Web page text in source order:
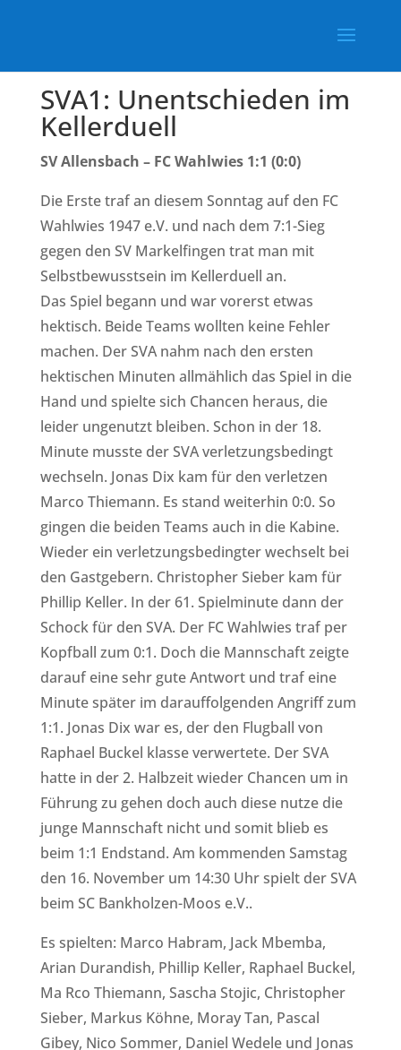
SVA1: Unentschieden im
Kellerduell
SV Allensbach – FC Wahlwies 1:1 (0:0)
Die Erste traf an diesem Sonntag auf den FC
Wahlwies 1947 e.V. und nach dem 7:1-Sieg
gegen den SV Markelfingen trat man mit
Selbstbewusstsein im Kellerduell an.
Das Spiel begann und war vorerst etwas
hektisch. Beide Teams wollten keine Fehler
machen. Der SVA nahm nach den ersten
hektischen Minuten allmählich das Spiel in die
Hand und spielte sich Chancen heraus, die
leider ungenutzt bleiben. Schon in der 18.
Minute musste der SVA verletzungsbedingt
wechseln. Jonas Dix kam für den verletzen
Marco Thiemann. Es stand weiterhin 0:0. So
gingen die beiden Teams auch in die Kabine.
Wieder ein verletzungsbedingter wechselt bei
den Gastgebern. Christopher Sieberkam für
Phillip Keller. In der 61. Spielminute dann der
Schock für den SVA. Der FC Wahlwies traf per
Kopfball zum 0:1. Doch die Mannschaft zeigte
darauf eine sehr gute Antwort und traf eine
Minute später im darauffolgenden Angriff zum
1:1. Jonas Dix war es, der den Flugball von
Raphael Buckel klasse verwertete. Der SVA
hatte in der 2. Halbzeit wieder Chancen um in
Führung zu gehen doch auch diese nutze die
junge Mannschaft nicht und somit blieb es
beim 1:1 Endstand. Am kommenden Samstag
den 16. November um 14:30 Uhr spielt der SVA
beim SC Bankholzen-Moos e.V..
Es spielten: Marco Habram, Jack Mbemba,
Arian Durandish, Phillip Keller, Raphael Buckel,
Ma Rco Thiemann, Sascha Stojic, Christopher
Sieber, Markus Köhne, Moray Tan, Pascal
Gibey, Nico Sommer, Daniel Wedele und Jonas